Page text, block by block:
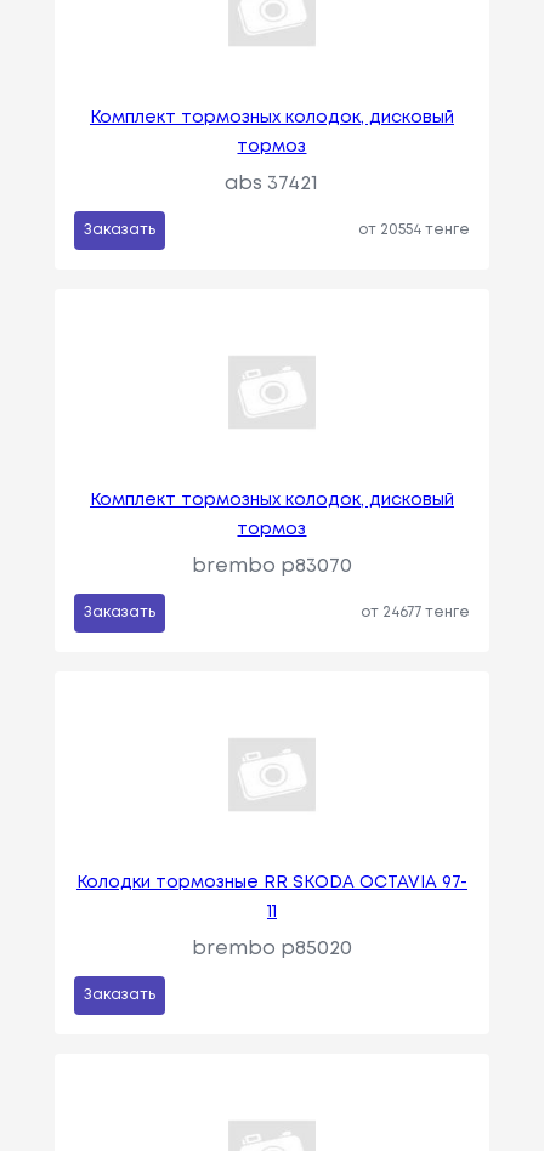
Комплект тормозных колодок, дисковый
тормоз
abs 37421
Заказать от 20554 тенге
Комплект тормозных колодок, дисковый
тормоз
brembo p83070
Заказать от 24677 тенге
Колодки тормозные RR SKODA OCTAVIA 97-
11
brembo p85020
Заказать